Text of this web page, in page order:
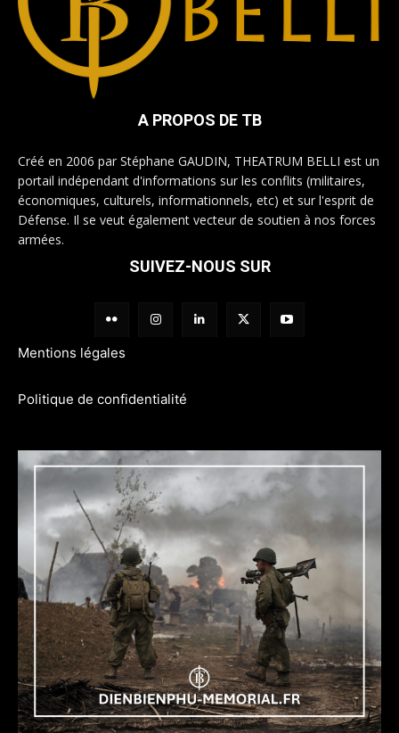
A PROPOS DE TB
Créé en 2006 par Stéphane GAUDIN, THEATRUM BELLI est un
portail indépendant d'informations sur les conflits (militaires,
économiques, culturels, informationnels, etc) et sur l'esprit de
Défense. Il se veut également vecteur de soutien à nos forces
armées.
SUIVEZ-NOUS SUR
Mentions légales
Politique de confidentialité